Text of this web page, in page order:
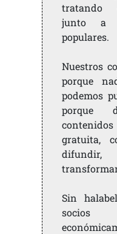
tratando
junto a
populares.
Nuestros
porque
podemos
porque
gratuita,
Sin
socios